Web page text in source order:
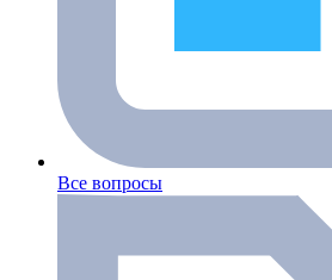
Все вопросы